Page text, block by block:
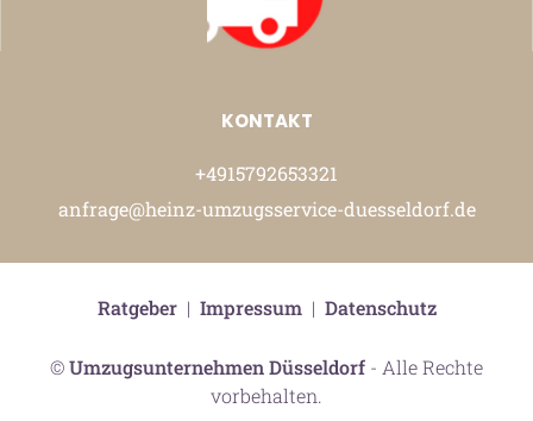
KONTAKT
+4915792653321
anfrage@heinz-umzugsservice-duesseldorf.de
©Umzugsunternehmen Düsseldorf - Alle Rechte
vorbehalten.
Ratgeber| Impressum| Datenschutz